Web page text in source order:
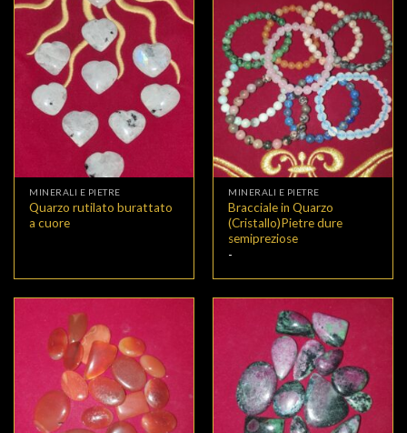
MINERALI E PIETRE
Quarzo rutilato burattato
a cuore
MINERALI E PIETRE
Bracciale in Quarzo
(Cristallo)Pietre dure
semipreziose
-
prezzo:
12,80€